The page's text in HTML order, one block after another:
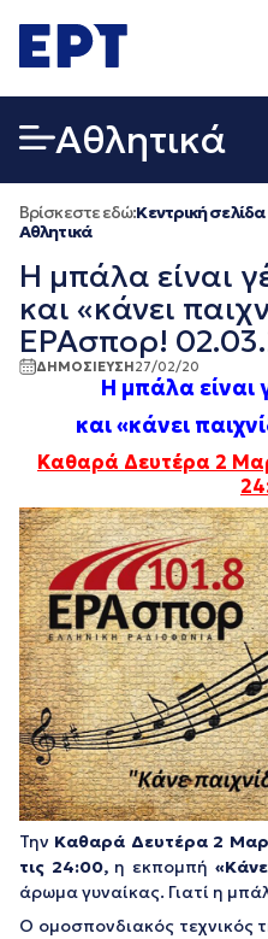
σε
περιεχόμενο
Αθλητικά
Βρίσκεστε εδώ:Κεντρική σελίδα
Αθλητικά
Η μπάλα είναι
και «κάνει
ΕΡΑσπορ!
ΔΗΜΟΣΙΕΥΣΗ27/02/20
Η μπάλα είναι
και «κάνει
Καθαρά Δευτέρα 2
Την Καθαρά Δευτέρα 2
τις 24:00,η εκπομπή
άρωμα γυναίκας. Γιατί η
Ο ομοσπονδιακός τεχνικός